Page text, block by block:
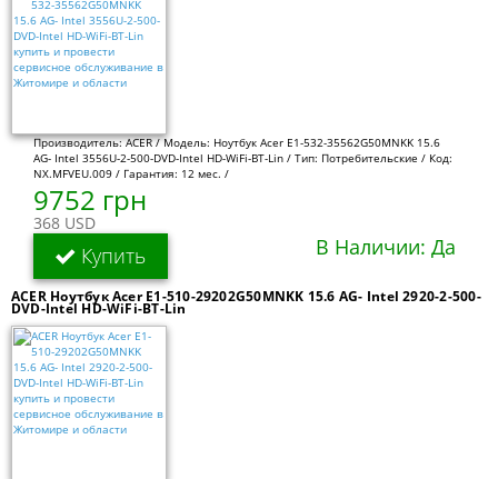
Производитель: ACER / Модель: Ноутбук Acer E1-532-35562G50MNKK 15.6
AG- Intel 3556U-2-500-DVD-Intel HD-WiFi-BT-Lin / Тип: Потребительские / Код:
NX.MFVEU.009 / Гарантия: 12 мес. /
9752 грн
368 USD
Купить В Наличии: Да
ACER Ноутбук Acer E1-510-29202G50MNKK 15.6 AG- Intel 2920-2-500-
DVD-Intel HD-WiFi-BT-Lin